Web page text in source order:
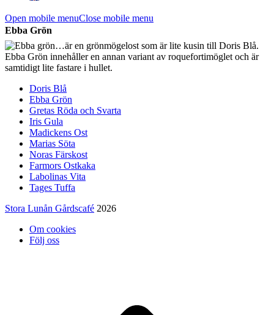
Open mobile menuClose mobile menu
Ebba Grön
…är en grönmögelost som är lite kusin till Doris Blå.
Ebba Grön innehåller en annan variant av roquefortimöglet och är
samtidigt lite fastare i hullet.
Doris Blå
Ebba Grön
Gretas Röda och Svarta
Iris Gula
Madickens Ost
Marias Söta
Noras Färskost
Farmors Ostkaka
Labolinas Vita
Tages Tuffa
Stora Lunån Gårdscafé 2026
Om cookies
Följ oss